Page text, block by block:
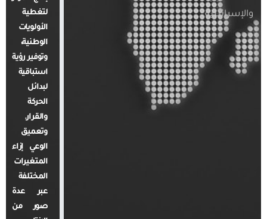
والإسرائيلية
لتغطية
الأولويات
الوطنية،
وتوفير رؤية
استباقية
لبدائل
الحركة
والقرار.
وتعميق
الوعي إزاء
المتغيرات
المختلفة
عبر عدة
صور من